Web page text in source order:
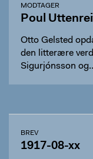
MODTAGER
Poul
Otto Gelsted
den litterære
Sigurjónsson
BREV
1917-08-xx